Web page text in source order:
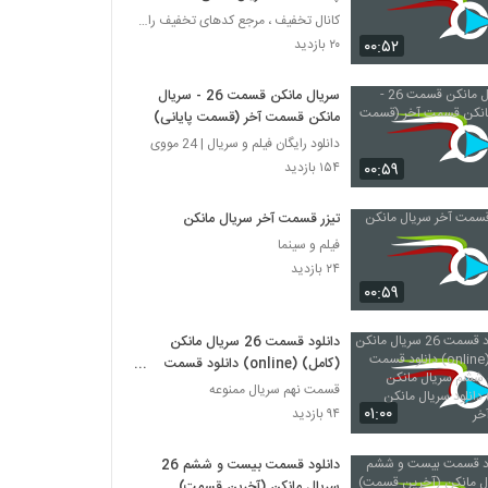
۰۰:۵۲
کانال تخفیف ، مرجع کدهای تخفیف رایگان
۲۰ بازدید
۰۰:۵۹
سریال مانکن قسمت 26 - سریال
مانکن قسمت آخر (قسمت پایانی)
دانلود رایگان فیلم و سریال | 24 مووی
۱۵۴ بازدید
۰۰:۵۹
تیزر قسمت آخر سریال مانکن
فیلم و سینما
۲۴ بازدید
۰۱:۰۰
دانلود قسمت 26 سریال مانکن
(کامل) (online) دانلود قسمت
بیست و ششم سریال مانکن (قانونی)
دانلود سریال مانکن قسمت آخر
قسمت نهم سریال ممنوعه
۹۴ بازدید
دانلود قسمت بیست و ششم 26